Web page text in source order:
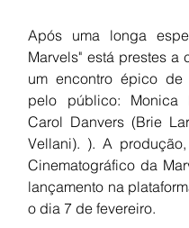
Após uma longa
Marvels" está prestes a
um encontro épico de
pelo público: Monica
Carol Danvers (Brie
Vellani). ). A
Cinematográfico da
lançamento na
o dia 7 de fevereiro.